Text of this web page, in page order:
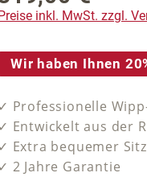
inkl. MwSt. zzgl.
Wir haben Ihnen
✓ Professionelle
✓ Entwickelt aus der
✓ Extra bequemer
✓ 2 Jahre Garantie